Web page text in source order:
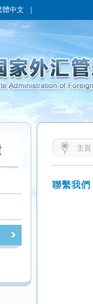
體中文
主頁
聯繫我們